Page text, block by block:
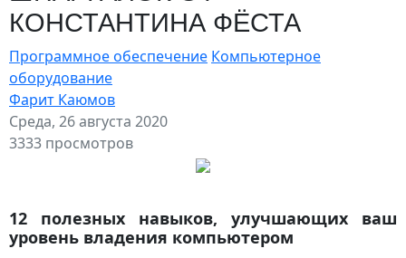
КОНСТАНТИНА ФЁСТА
Программное обеспечение Компьютерное
оборудование
Фарит Каюмов
Среда, 26 августа 2020
3333 просмотров
12 полезных навыков, улучшающих ваш
уровень владения компьютером